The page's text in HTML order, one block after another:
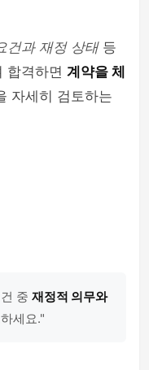
건과 재정 상태등
합격하면 계약을 체
자세히 검토하는
중 재정적 의무와
세요."